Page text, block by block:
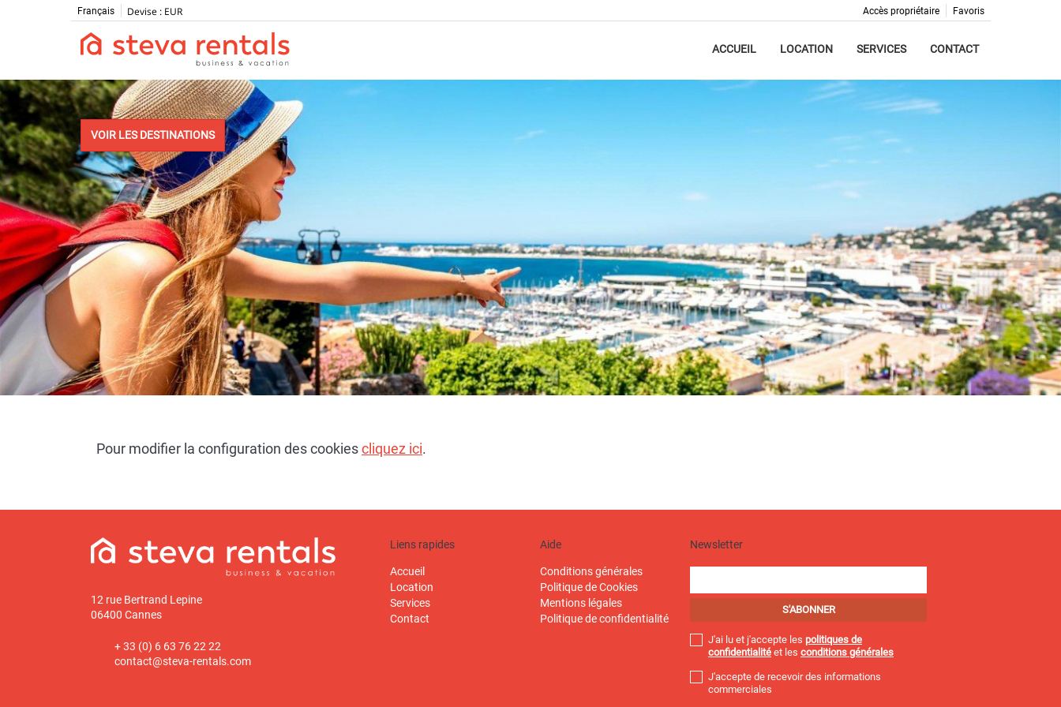
Français Devise : EUR Favoris
Accès propriétaire
ACCUEIL LOCATION SERVICES CONTACT
VOIR LES DESTINATIONS
Pour modifier la configuration des cookiescliquez ici.
12 rue Bertrand Lepine
06400 Cannes
+ 33 (0) 6 63 76 22 22
contact@steva-rentals.com
Liens rapides
Accueil
Location
Services
Contact
Aide
Conditions générales
Politique de Cookies
Mentions légales
Politique de confidentialité
Newsletter
J'ai lu et j'accepte les politiques de
confidentialitéet les conditions générales
J'accepte de recevoir des informations
commerciales